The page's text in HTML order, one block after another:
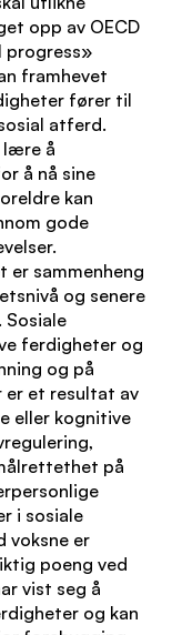
opp av OECD
progress»
framhevet
fører til
atferd.
lære å
å nå sine
kan
gode
er sammenheng
og senere
Sosiale
ferdigheter og
og på
er et resultat av
eller kognitive
på
i sosiale
voksne er
poeng ved
vist seg å
og kan